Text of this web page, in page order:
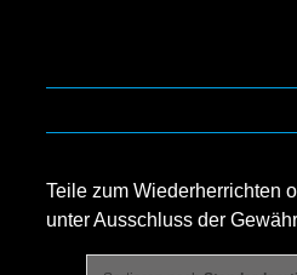
Teile zum Wiederherrichten
unter Ausschluss der